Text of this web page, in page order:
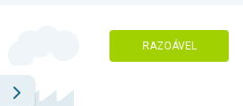
RAZOÁVEL